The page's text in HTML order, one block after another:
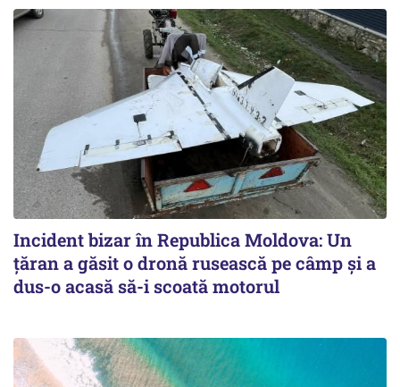
Incident bizar în Republica Moldova: Un
țăran a găsit o dronă rusească pe câmp și a
dus-o acasă să-i scoată motorul